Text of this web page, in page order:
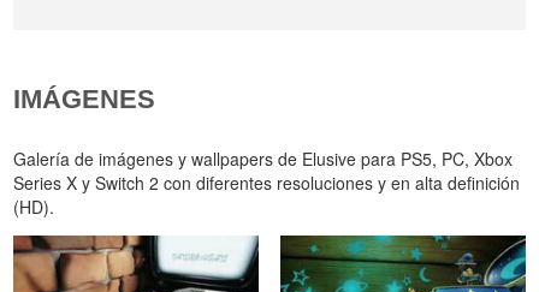
IMÁGENES
Galería de imágenes y wallpapers de Elusive para PS5, PC, Xbox
Series X y Switch 2 con diferentes resoluciones y en alta definición
(HD).